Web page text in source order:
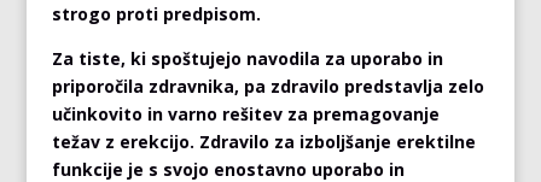
strogo proti predpisom.
Za tiste, ki spoštujejo navodila za uporabo in
priporočila zdravnika, pa zdravilo predstavlja zelo
učinkovito in varno rešitev za premagovanje
težav z erekcijo. Zdravilo za izboljšanje erektilne
funkcije je s svojo enostavno uporabo in